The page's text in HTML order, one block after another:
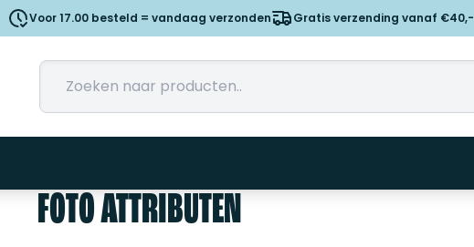
Voor 17.00 besteld = vandaag verzonden Gratis verzending vanaf €40,-
FOTO ATTRIBUTEN